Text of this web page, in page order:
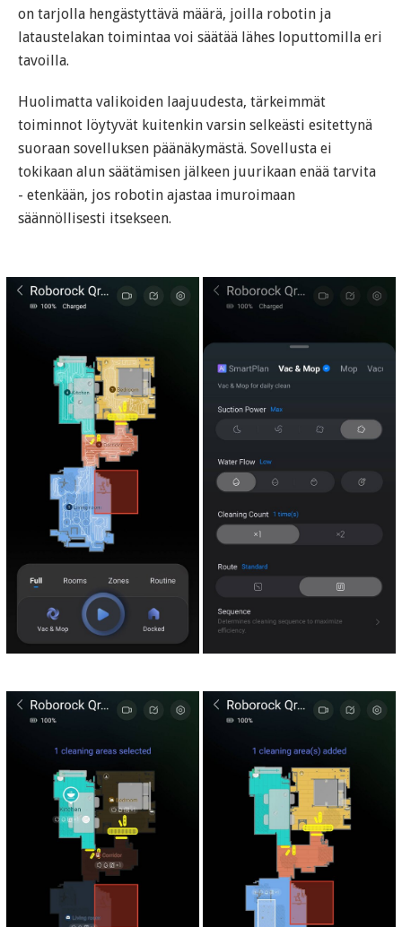
on tarjolla hengästyttävä määrä, joilla robotin ja
lataustelakan toimintaa voi säätää lähes loputtomilla eri
tavoilla.
Huolimatta valikoiden laajuudesta, tärkeimmät
toiminnot löytyvät kuitenkin varsin selkeästi esitettynä
suoraan sovelluksen päänäkymästä. Sovellusta ei
tokikaan alun säätämisen jälkeen juurikaan enää tarvita
- etenkään, jos robotin ajastaa imuroimaan
säännöllisesti itsekseen.